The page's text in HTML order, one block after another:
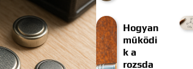
Hogyan
működi
k a
rozsda